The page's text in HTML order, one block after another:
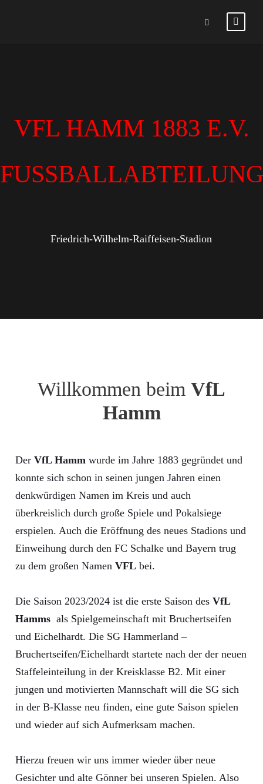
VFL HAMM 1883 E.V.
FUSSBALLABTEILUNG
Friedrich-Wilhelm-Raiffeisen-Stadion
Willkommen beim VfL
Hamm
Der VfL Hamm wurde im Jahre 1883 gegründet und
konnte sich schon in seinen jungen Jahren einen
denkwürdigen Namen im Kreis und auch
überkreislich durch große Spiele und Pokalsiege
erspielen. Auch die Eröffnung des neues Stadions und
Einweihung durch den FC Schalke und Bayern trug
zu dem großen Namen VFL bei.
Die Saison 2023/2024 ist die erste Saison des VfL
Hamms als Spielgemeinschaft mit Bruchertseifen
und Eichelhardt. Die SG Hammerland –
Bruchertseifen/Eichelhardt startete nach der der neuen
Staffeleinteilung in der Kreisklasse B2. Mit einer
jungen und motivierten Mannschaft will die SG sich
in der B-Klasse neu finden, eine gute Saison spielen
und wieder auf sich Aufmerksam machen.
Hierzu freuen wir uns immer wieder über neue
Gesichter und alte Gönner bei unseren Spielen. Also